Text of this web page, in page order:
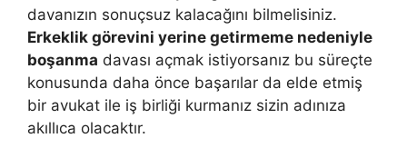
davanızın sonuçsuz kalacağını bilmelisiniz.
Erkeklik görevini yerine getirmeme nedeniyle
boşanma davası açmak istiyorsanız bu süreçte
konusunda daha önce başarılar da elde etmiş
bir avukat ile iş birliği kurmanız sizin adınıza
akıllıca olacaktır.